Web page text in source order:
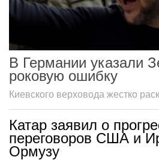
В Германии указали
роковую ошибку
Киевского верховода жестко
Катар заявил о
переговоров США и
Ормузу